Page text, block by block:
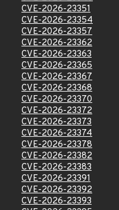
CVE-2026-23351
CVE-2026-23354
CVE-2026-23357
CVE-2026-23362
CVE-2026-23363
CVE-2026-23365
CVE-2026-23367
CVE-2026-23368
CVE-2026-23370
CVE-2026-23372
CVE-2026-23373
CVE-2026-23374
CVE-2026-23378
CVE-2026-23382
CVE-2026-23383
CVE-2026-23391
CVE-2026-23392
CVE-2026-23393